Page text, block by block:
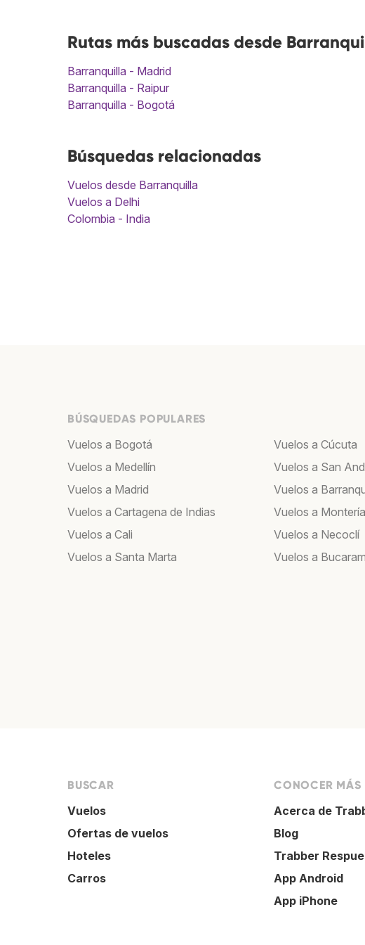
Rutas más buscadas desde
Barranquilla - Madrid
Barranquilla - Raipur
Barranquilla - Bogotá
Búsquedas relacionadas
Vuelos desde Barranquilla
Vuelos a Delhi
Colombia - India
BÚSQUEDAS POPULARES
Vuelos a Bogotá
Vuelos a Medellín
Vuelos a Madrid
Vuelos a Cartagena de Indias
Vuelos a Cali
Vuelos a Santa Marta
Vuelos a Cúcuta
Vuelos a San
Vuelos a
Vuelos a Montería
Vuelos a Necoclí
Vuelos a
BUSCAR
Vuelos
Ofertas de vuelos
Hoteles
Carros
CONOCER MÁS
Acerca de
Blog
Trabber
App Android
App iPhone